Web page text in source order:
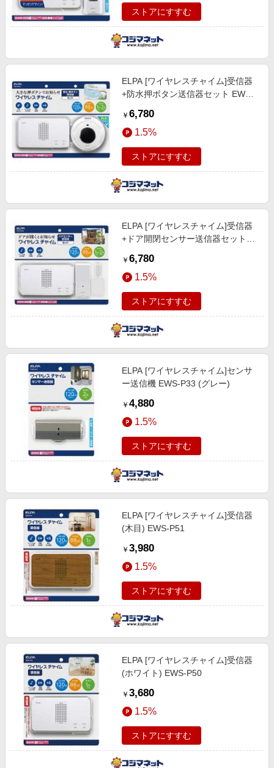
ストアにすすむ
ELPA [ワイヤレスチャイム]受信器
+防水押ボタン送信器セット EWS-
￥ 6,780
1.5%
ストアにすすむ
ELPA [ワイヤレスチャイム]受信器
+ドア開閉センサー送信器セット
￥ 6,780
1.5%
ストアにすすむ
ELPA [ワイヤレスチャイム]センサ
ー送信機 EWS-P33 (グレー)
￥ 4,880
1.5%
ストアにすすむ
ELPA [ワイヤレスチャイム]受信器
(木目) EWS-P51
￥ 3,980
1.5%
ストアにすすむ
ELPA [ワイヤレスチャイム]受信器
(ホワイト) EWS-P50
￥ 3,680
1.5%
ストアにすすむ